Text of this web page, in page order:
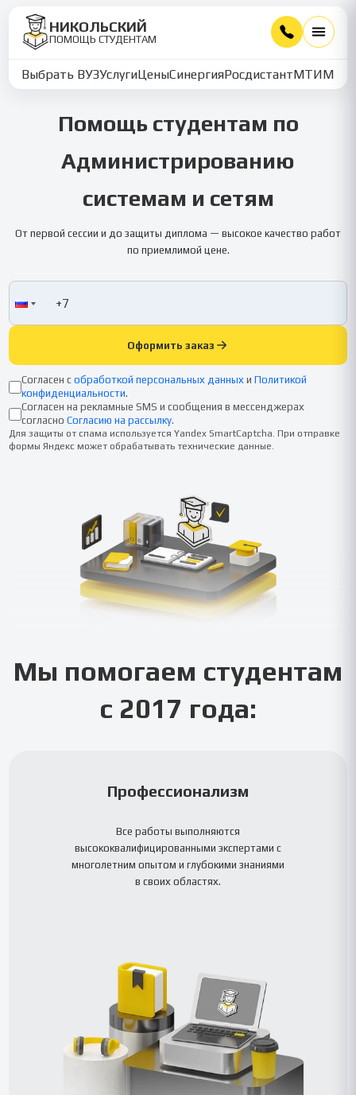
НИКОЛЬСКИЙ
ПОМОЩЬ СТУДЕНТАМ
Выбрать ВУЗУслугиЦеныСинергияРосдистантМТИММУ
Помощь студентам по
Администрированию
системам и сетям
От первой сессии и до защиты диплома — высокое качество работ
по приемлимой цене.
Оформить заказ
Согласен с обработкой персональных данных и Политикой
конфиденциальности.
Согласен на рекламные SMS и сообщения в мессенджерах
согласно Согласию на рассылку.
Для защиты от спама используется Yandex SmartCaptcha. При отправке
формы Яндекс может обрабатывать технические данные.
Мы помогаем студентам
с 2017 года:
Профессионализм
Все работы выполняются
высококвалифицированными экспертами с
многолетним опытом и глубокими знаниями
в своих областях.